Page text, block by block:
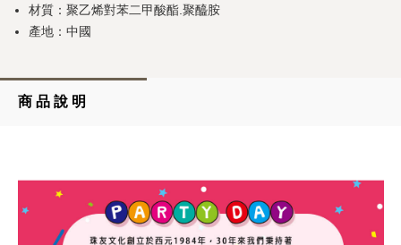
材質：聚乙烯對苯二甲酸酯.聚醯胺
產地：中國
商 品 說 明